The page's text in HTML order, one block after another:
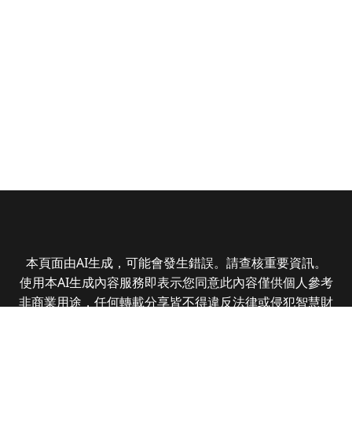
本頁面由AI生成，可能會發生錯誤。請查核重要資訊。
使用本AI生成內容服務即表示您同意此內容僅供個人參考
非商業用途，任何轉載分享皆不得違反法律或侵犯智慧財